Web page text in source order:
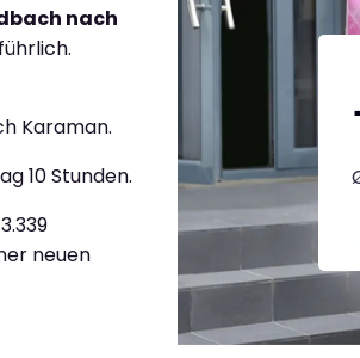
nach
Karaman.
10 Stunden.
neuen